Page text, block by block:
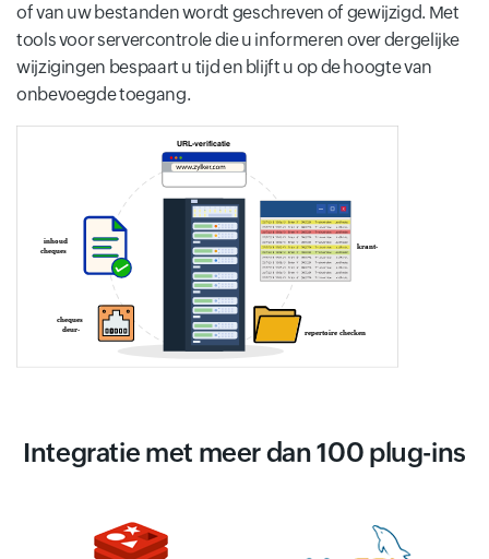
of van uw bestanden wordt geschreven of gewijzigd. Met
tools voor servercontrole die u informeren over dergelijke
wijzigingen bespaart u tijd en blijft u op de hoogte van
onbevoegde toegang.
Integratie met meer dan 100 plug-ins